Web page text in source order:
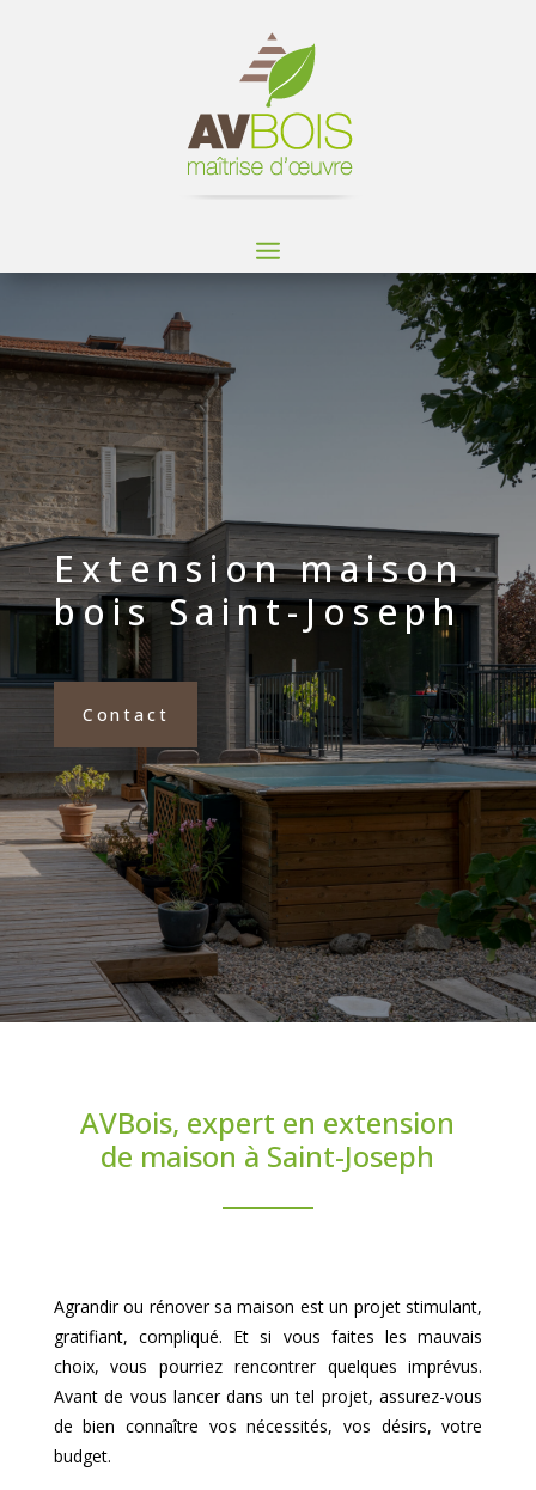
Extension maison
bois Saint-Joseph
Contact
AVBois, expert en extension
de maison à Saint-Joseph
Agrandir ou rénover sa maison est un projet stimulant,
gratifiant, compliqué. Et si vous faites les mauvais
choix, vous pourriez rencontrer quelques imprévus.
Avant de vous lancer dans un tel projet, assurez-vous
de bien connaître vos nécessités, vos désirs, votre
budget.